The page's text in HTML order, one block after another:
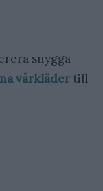
snygga
vårklädertill